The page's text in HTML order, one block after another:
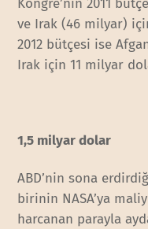
Kongre’nin 2011
ve Irak (46 milyar)
2012 bütçesi ise
Irak için 11 milyar
1,5 milyar dolar
ABD’nin sona
birinin NASA’ya
harcanan parayla